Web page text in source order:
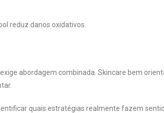
reduz danos oxidativos.
abordagem combinada. Skincare bem
quais estratégias realmente fazem